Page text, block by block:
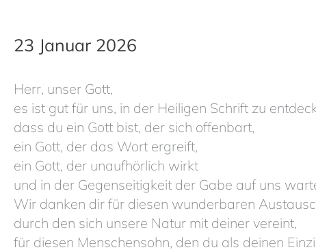
23 Januar 2026
Herr, unser Gott,
es ist gut für uns, in der Heiligen Schrift zu
dass du ein Gott bist, der sich offenbart,
ein Gott, der das Wort ergreift,
ein Gott, der unaufhörlich wirkt
und in der Gegenseitigkeit der Gabe auf uns
Wir danken dir für diesen wunderbaren
durch den sich unsere Natur mit deiner vereint,
für diesen Menschensohn, den du als deinen